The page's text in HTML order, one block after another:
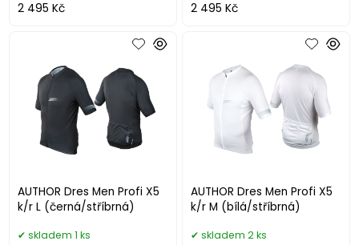
2 495 Kč 2 495 Kč
AUTHOR Dres Men Profi X5
k/r L (černá/stříbrná)
skladem 1 ks
AUTHOR Dres Men Profi X5
k/r M (bílá/stříbrná)
skladem 2 ks